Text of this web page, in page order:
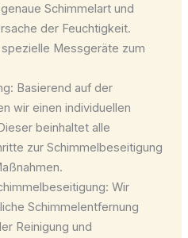
Schimmelart und
der Feuchtigkeit.
Messgeräte zum
Basierend auf der
wir einen individuellen
beinhaltet alle
zur Schimmelbeseitigung
Wir
Schimmelentfernung
Reinigung und